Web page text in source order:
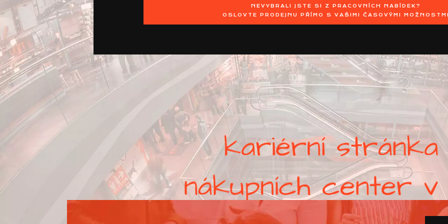
NEVYBRALI JSTE SI Z PRACOVNÍCH NABÍDEK?
OSLOVTE PRODEJNU PŘÍMO S VAŠIMI ČASOVÝMI